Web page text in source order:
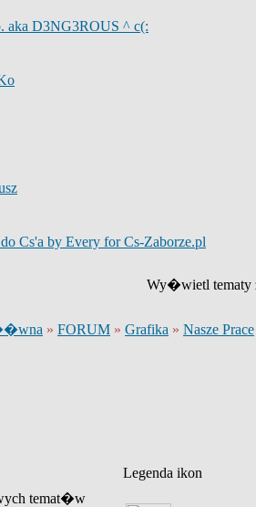
aka D3NG3ROUS ^ c(:
Cs'a by Every for Cs-Zaborze.pl
Wy�wietl tematy
» FORUM » Grafika » Nasze Prace
Legenda ikon
temat�w